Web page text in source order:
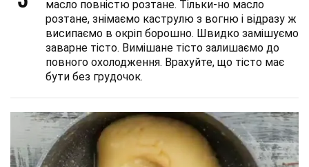
масло повністю розтане. Тільки-но масло
розтане, знімаємо каструлю з вогню і відразу ж
висипаємо в окріп борошно. Швидко замішуємо
заварне тісто. Вимішане тісто залишаємо до
повного охолодження. Врахуйте, що тісто має
бути без грудочок.